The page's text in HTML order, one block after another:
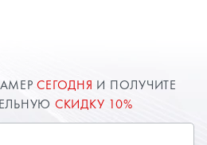
СЕГОДНЯ И ПОЛУЧИТЕ
СКИДКУ 10%